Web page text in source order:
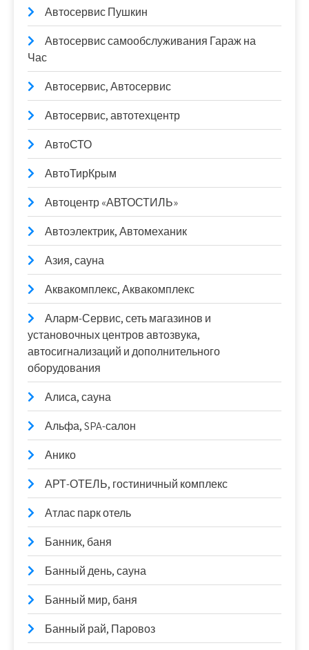
Автосервис Пушкин
Автосервис самообслуживания Гараж на
Час
Автосервис, Автосервис
Автосервис, автотехцентр
АвтоСТО
АвтоТирКрым
Автоцентр «АВТОСТИЛЬ»
Автоэлектрик, Автомеханик
Азия, сауна
Аквакомплекс, Аквакомплекс
Аларм-Сервис, сеть магазинов и
установочных центров автозвука,
автосигнализаций и дополнительного
оборудования
Алиса, сауна
Альфа, SPA-салон
Анико
АРТ-ОТЕЛЬ, гостиничный комплекс
Атлас парк отель
Банник, баня
Банный день, сауна
Банный мир, баня
Банный рай, Паровоз